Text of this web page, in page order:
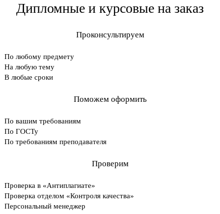
Дипломные и курсовые на заказ
Проконсультируем
По любому предмету
На любую тему
В любые сроки
Поможем оформить
По вашим требованиям
По ГОСТу
По требованиям преподавателя
Проверим
Проверка в «Антиплагиате»
Проверка отделом «Контроля качества»
Персональный менеджер